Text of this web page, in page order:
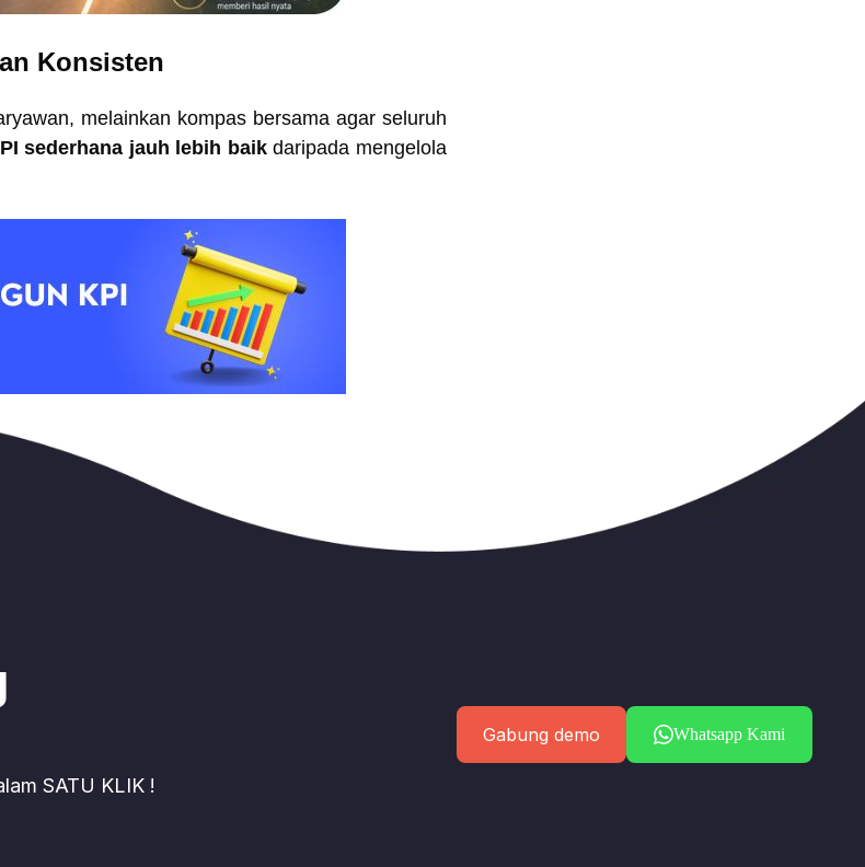
Konsisten
melainkan kompas bersama agar seluruh
sederhana jauh lebih baikdaripada mengelola
SATU KLIK !
Gabung demo Whatsapp Kami